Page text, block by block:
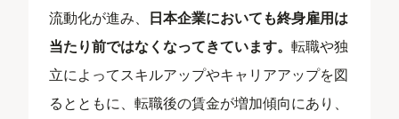
流動化が進み、 日本企業においても終身雇用は
当たり前ではなくなってきています。転職や独
立によってスキルアップやキャリアアップを図
るとともに、転職後の賃金が増加傾向にあり、